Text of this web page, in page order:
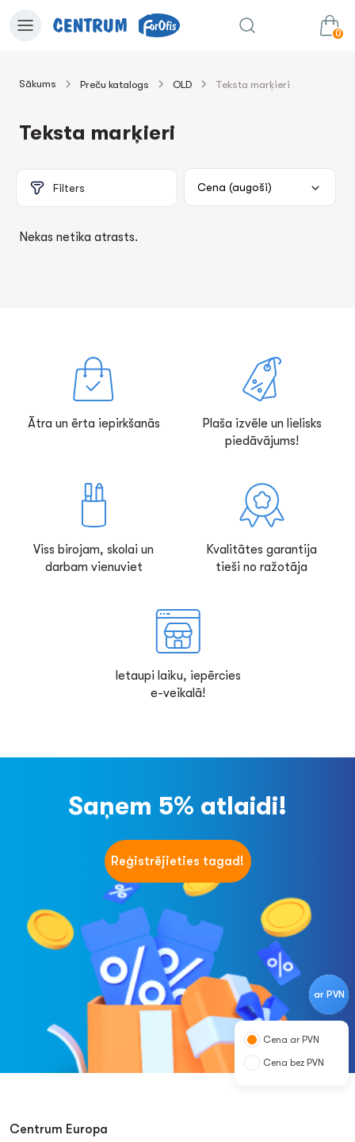
0
Sākums Preču katalogs OLD Teksta marķieri
Teksta marķieri
Filters
Nekas netika atrasts.
ar PVN
Cena ar PVN
Cena bez PVN
Ātra un ērta iepirkšanās
Plaša izvēle un lielisks
piedāvājums!
Viss birojam, skolai un
darbam vienuviet
Kvalitātes garantija
tieši no ražotāja
Ietaupi laiku, iepērcies
e-veikalā!
Saņem 5% atlaidi!
Reģistrējieties tagad!
Centrum Europa